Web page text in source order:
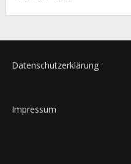
Datenschutzerklärung
Impressum